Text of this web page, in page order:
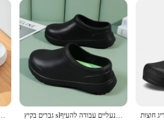
style and functionality. Designed with the
a vendor looking to expand your product
them suitable for various scenarios, from
to your home or as a gift for friends and
סנדלי אופנה בקיץ נעלי בית גברים נעליים מגלשות חיצוניות רכות גינה גברים בקיץ slפר מטבח נעלי שף נעליים עבודה להעיף flop-flop עמיד למים סנדל גומי גינה נעלי גברים